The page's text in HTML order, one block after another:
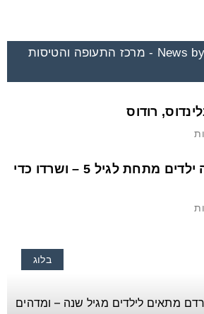
News by Aviation Central - מרכז התעופה והטיסות
רודוס
הם טסו עם שלושה ילדים מתחת לגיל 5 – ושרדו כדי
בלוג